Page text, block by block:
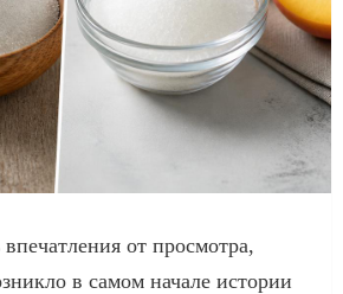
от просмотра,
в самом начале истории